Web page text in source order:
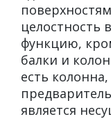
целостность
функцию,
балки и
есть
является